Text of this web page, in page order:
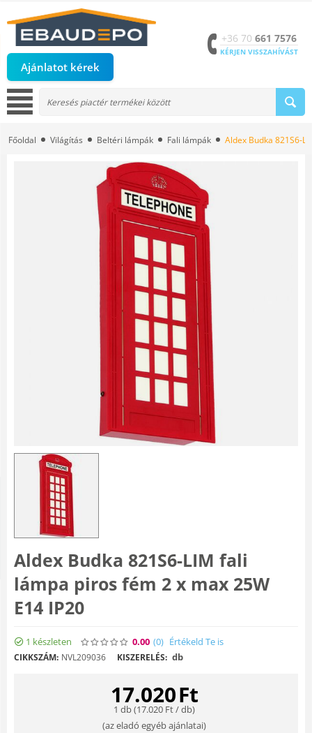
Ajánlatot kérek
+36 70 661 7576
KÉRJEN VISSZAHÍVÁST
Főoldal Világítás Beltéri lámpák Fali lámpák Aldex Budka 821S6-
Aldex Budka 821S6-LIM fali
lámpa piros fém 2 x max 25W
E14 IP20
1 készleten 0.00 (0) Értékeld Te is
CIKKSZÁM: NVL209036 KISZERELÉS: db
17.020Ft
1 db (17.020 Ft/ db)
(az eladó egyéb ajánlatai)